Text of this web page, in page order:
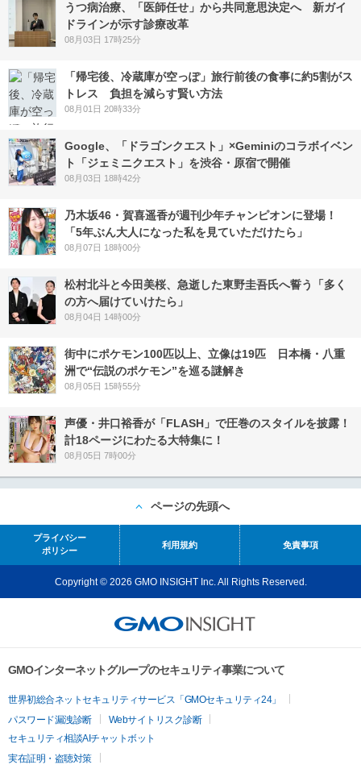
うつ病治療、「医師任せ」から共同意思決定へ 新ガイ
ドラインが示す診療改革
08月03日 17時25分
「帰宅後、冷蔵庫が空っぽ」旅行前後の食事に約5割がス
トレス 負担を減らす賢い方法
08月01日 20時33分
Google、「ドラゴンクエスト」×Geminiのコラボイベン
ト「ジェミニクエスト」を渋谷・原宿で開催
08月03日 18時42分
乃木坂46・賀喜遥香が週刊少年チャンピオンに登場！
「5年ぶん大人になった私を見ていただけたら」
08月07日 18時00分
松村北斗と今田美桜、急逝した東野圭吾氏へ誓う「多く
の方へ届けていけたら」
08月04日 14時00分
街中にポケモン100匹以上、立像は19匹 日本橋・八重
洲で“伝説のポケモン”を巡る謎解き
08月05日 15時55分
声優・井口裕香が「FLASH」で圧巻のスタイルを披露！
計18ページにわたる大特集に！
08月05日 7時00分
ページの先頭へ
プライバシー
ポリシー
利用規約 免責事項
Copyright © 2026 GMO INSIGHT Inc. All Rights Reserved.
GMOインターネットグループのセキュリティ事業について
世界初総合ネットセキュリティサービス「GMOセキュリティ24」
パスワード漏洩診断
Webサイトリスク診断
セキュリティ相談AIチャットボット
実在証明・盗聴対策